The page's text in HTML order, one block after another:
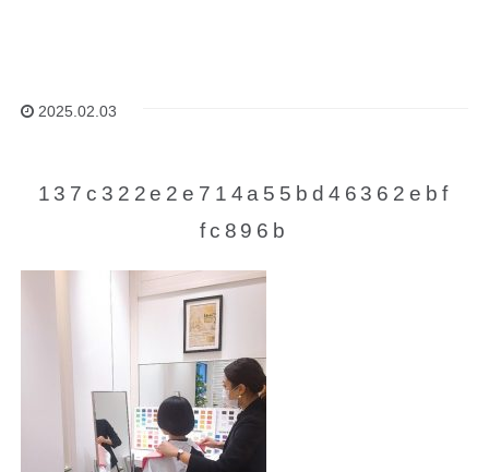
2025.02.03
137c322e2e714a55bd46362ebf
fc896b